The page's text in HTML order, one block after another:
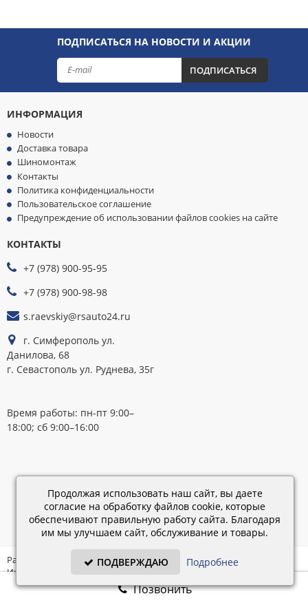
ПОДПИСАТЬСЯ НА НОВОСТИ И АКЦИИ
ПОДПИСАТЬСЯ
ИНФОРМАЦИЯ
Новости
Доставка товара
Шиномонтаж
Контакты
Политика конфиденциальности
Пользовательское соглашение
Предупреждение об использовании файлов cookies на сайте
КОНТАКТЫ
+7 (978) 900-95-95
+7 (978) 900-98-98
s.raevskiy@rsauto24.ru
г. Симферополь ул.
Данилова, 68
г. Севастополь ул. Руднева, 35г
Время работы: пн-пт 9:00–
18:00; сб 9:00–16:00
Каталог
28.02.2019
15:45
Разработка: «IT - Консультант» ©
Интернет-магазин на платформе «Электронный заказ» ©
Продолжая использовать наш сайт, вы даете
согласие на обработку файлов cookie, которые
обеспечивают правильную работу сайта. Благодаря
им мы улучшаем сайт, обслуживание и товары.
ПОДВЕРЖДАЮ Подробнее
Позвонить